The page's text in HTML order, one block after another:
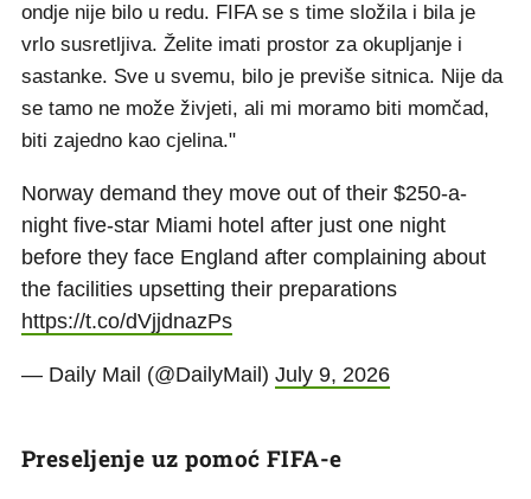
ondje nije bilo u redu. FIFA se s time složila i bila je
vrlo susretljiva. Želite imati prostor za okupljanje i
sastanke. Sve u svemu, bilo je previše sitnica. Nije da
se tamo ne može živjeti, ali mi moramo biti momčad,
biti zajedno kao cjelina."
Norway demand they move out of their $250-a-
night five-star Miami hotel after just one night
before they face England after complaining about
the facilities upsetting their preparations
https://t.co/dVjjdnazPs
— Daily Mail (@DailyMail) July 9, 2026
Preseljenje uz pomoć FIFA-e